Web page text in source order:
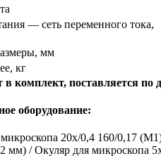
— сеть переменного тока,
мм
кг
в комплект, поставляется по
оборудование:
20х/0,4 160/0,17
мм) / Окуляр для микроскопа